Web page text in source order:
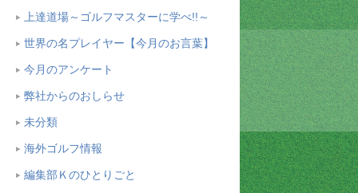
上達道場～ゴルフマスターに学べ!!～
世界の名プレイヤー【今月のお言葉】
今月のアンケート
弊社からのおしらせ
未分類
海外ゴルフ情報
編集部Ｋのひとりごと